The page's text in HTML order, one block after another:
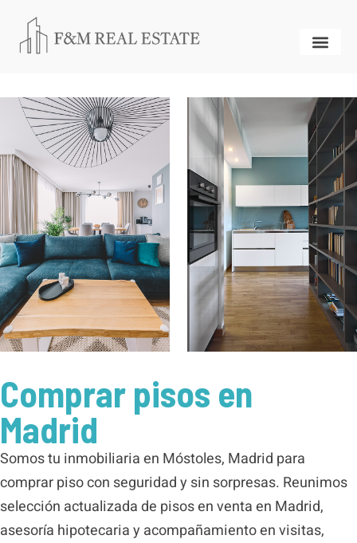
Comprar pisos en
Madrid
Somos tu inmobiliaria en Móstoles, Madrid para
comprar piso con seguridad y sin sorpresas. Reunimos
selección actualizada de pisos en venta en Madrid,
asesoría hipotecaria y acompañamiento en visitas,